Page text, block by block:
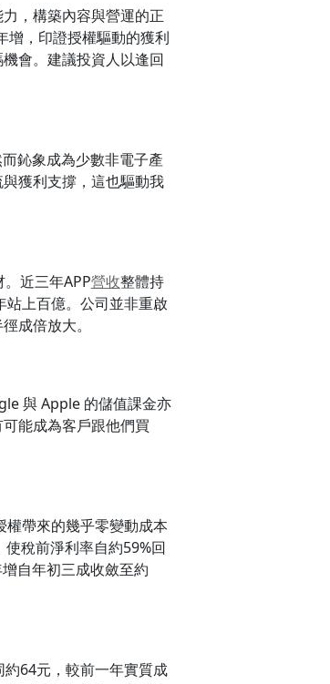
，構築內容與營運的正
增，印證授權驅動的獲利
會。建議投資人以逢回
鈊象成為少數非電子產
獲利支撐，這也驅動我
近三年APP營收整體持
站上百億。公司並非重啟
成倍放大。
與 Apple 的儲值課金亦
能成為客戶跟他們買
帶來的幾乎零變動成本
使稅前淨利率自約59%回
自年初三成收斂至約
64元，較前一年實質成